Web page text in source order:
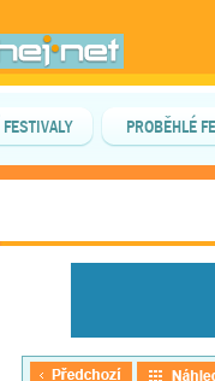
PROBĚHLÉ